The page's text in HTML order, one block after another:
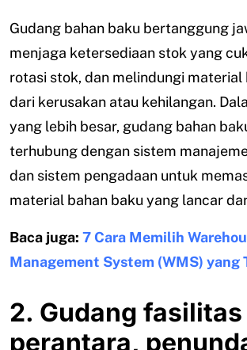
Gudang bahan baku bertanggung
menjaga ketersediaan stok yang
rotasi stok, dan melindungi material
dari kerusakan atau kehilangan.
yang lebih besar, gudang bahan
terhubung dengan sistem
dan sistem pengadaan untuk
material bahan baku yang lancar
Baca juga: 7 Cara Memilih
Management System (WMS) yang
2. Gudang fasilitas
perantara,